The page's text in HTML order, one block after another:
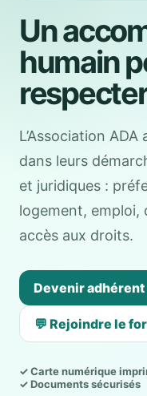
Un
humain
L’Association
dans leurs
et juridiques :
logement, emploi,
accès aux droits.
Devenir adhérent
💬 Rejoindre le
✓ Carte numérique
✓ Documents sécurisés